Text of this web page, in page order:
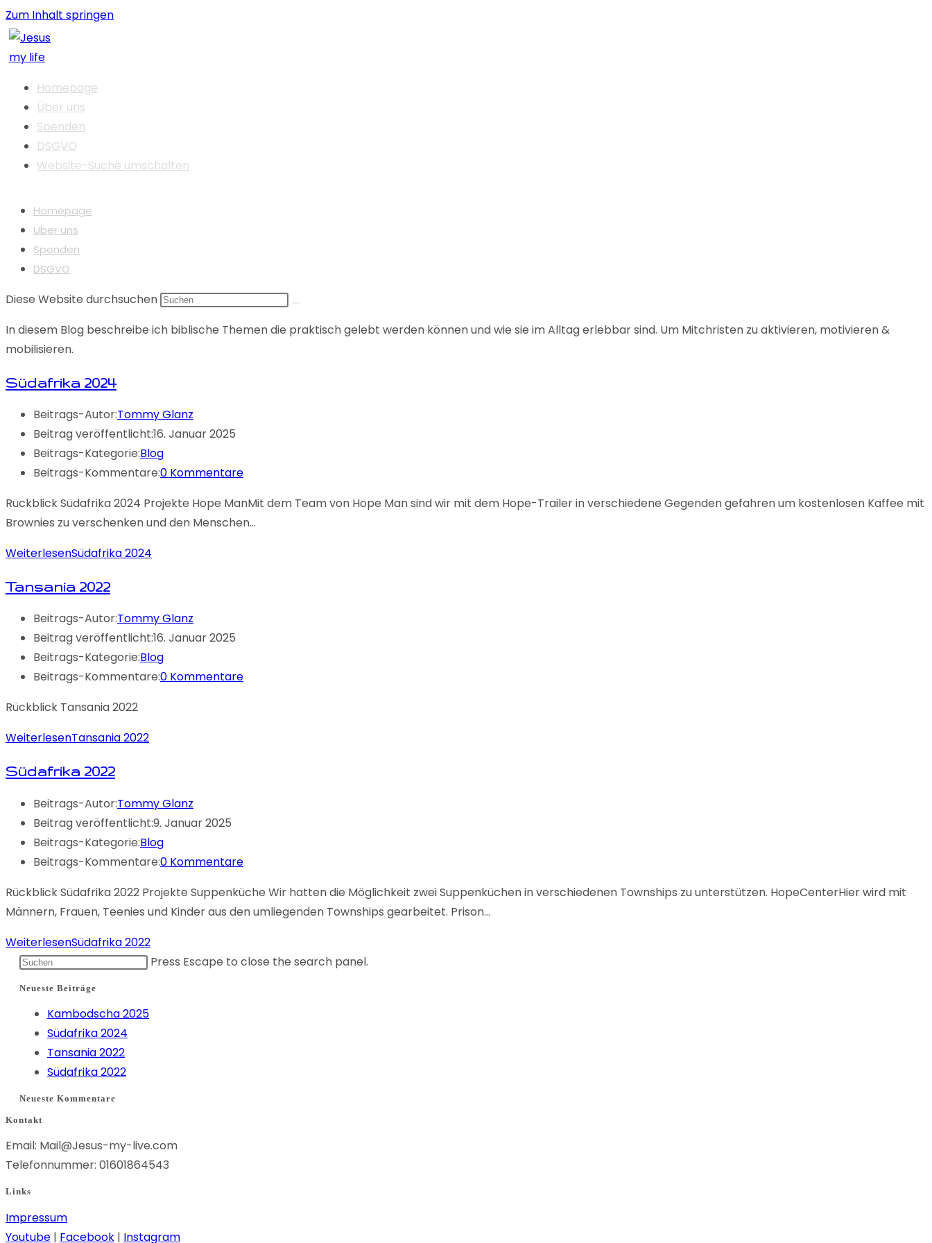
Zum Inhalt springen
Homepage
Über uns
Spenden
DSGVO
Website-Suche umschalten
Homepage
Über uns
Spenden
DSGVO
Diese Website durchsuchen
In diesem Blog beschreibe ich biblische Themen die praktisch gelebt werden können und wie sie im Alltag erlebbar sind. Um Mitchristen zu aktivieren, motivieren &
mobilisieren.
Südafrika 2024
Beitrags-Autor:Tommy Glanz
Beitrag veröffentlicht:16. Januar 2025
Beitrags-Kategorie:Blog
Beitrags-Kommentare:0 Kommentare
Rückblick Südafrika 2024 Projekte Hope ManMit dem Team von Hope Man sind wir mit dem Hope-Trailer in verschiedene Gegenden gefahren um kostenlosen Kaffee mit
Brownies zu verschenken und den Menschen…
WeiterlesenSüdafrika 2024
Tansania 2022
Beitrags-Autor:Tommy Glanz
Beitrag veröffentlicht:16. Januar 2025
Beitrags-Kategorie:Blog
Beitrags-Kommentare:0 Kommentare
Rückblick Tansania 2022
WeiterlesenTansania 2022
Südafrika 2022
Beitrags-Autor:Tommy Glanz
Beitrag veröffentlicht:9. Januar 2025
Beitrags-Kategorie:Blog
Beitrags-Kommentare:0 Kommentare
Rückblick Südafrika 2022 Projekte Suppenküche Wir hatten die Möglichkeit zwei Suppenküchen in verschiedenen Townships zu unterstützen. HopeCenterHier wird mit
Männern, Frauen, Teenies und Kinder aus den umliegenden Townships gearbeitet. Prison…
WeiterlesenSüdafrika 2022
Press Escape to close the search panel.
Neueste Beiträge
Kambodscha 2025
Südafrika 2024
Tansania 2022
Südafrika 2022
Neueste Kommentare
Kontakt
Email: Mail@Jesus-my-live.com
Telefonnummer: 01601864543
Links
Impressum
Youtube | Facebook | Instagram